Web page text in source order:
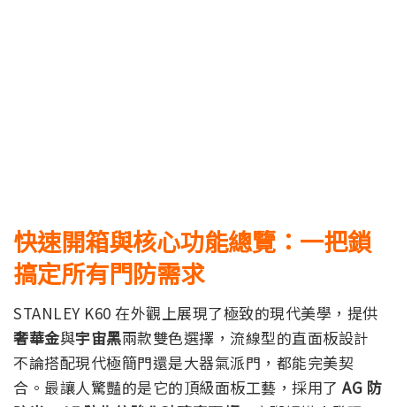
快速開箱與核心功能總覽：一把鎖
搞定所有門防需求
STANLEY K60 在外觀上展現了極致的現代美學，提供
奢華金與宇宙黑兩款雙色選擇，流線型的直面板設計
不論搭配現代極簡門還是大器氣派門，都能完美契
合。最讓人驚豔的是它的頂級面板工藝，採用了 AG 防